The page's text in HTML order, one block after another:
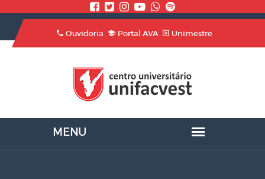
Ouvidoria Portal AVA Unimestre